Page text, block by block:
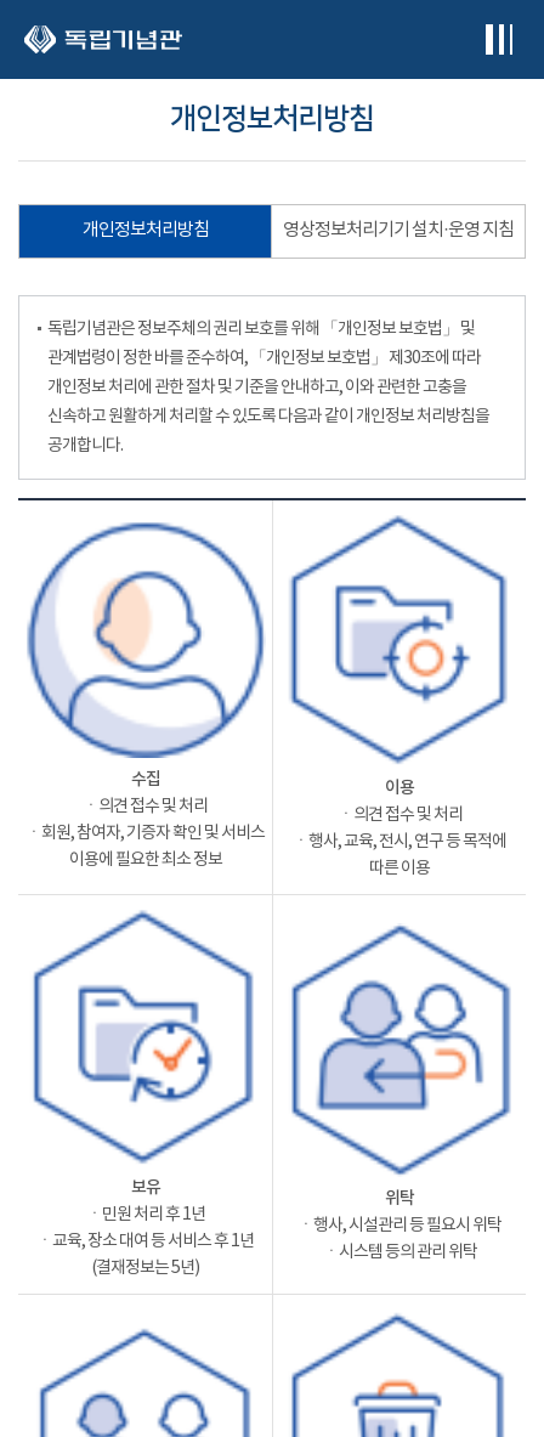
개인정보처리방침
개인정보처리방침 영상정보처리기기 설치·운영 지침
독립기념관은 정보주체의 권리 보호를 위해 「개인정보 보호법」 및
관계법령이 정한 바를 준수하여, 「개인정보 보호법」 제30조에 따라
개인정보 처리에 관한 절차 및 기준을 안내하고, 이와 관련한 고충을
신속하고 원활하게 처리할 수 있도록 다음과 같이 개인정보 처리방침을
공개합니다.
수집
ㆍ의견 접수 및 처리
ㆍ회원, 참여자, 기증자 확인 및 서비스
이용에 필요한 최소 정보
이용
ㆍ의견 접수 및 처리
ㆍ행사, 교육, 전시, 연구 등 목적에
따른 이용
보유
ㆍ민원 처리 후 1년
ㆍ교육, 장소 대여 등 서비스 후 1년
(결재정보는 5년)
위탁
ㆍ행사, 시설관리 등 필요시 위탁
ㆍ시스템 등의 관리 위탁